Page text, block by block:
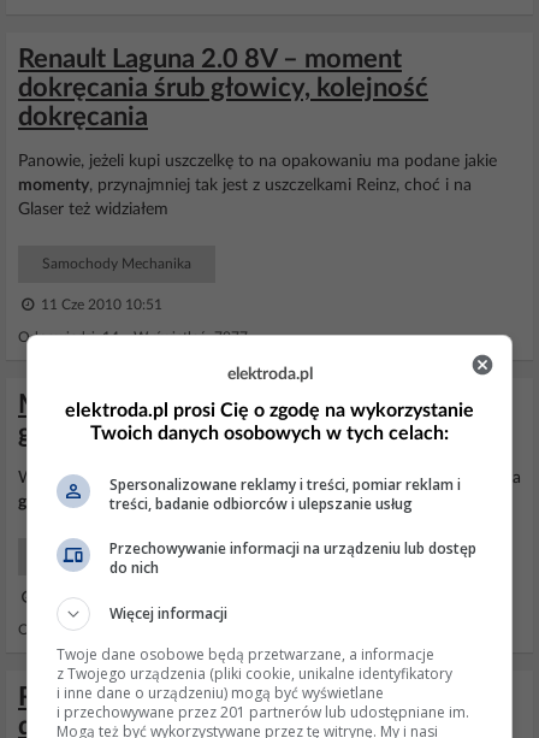
Renault Laguna 2.0 8V – moment
dokręcania śrub głowicy, kolejność
dokręcania
Panowie, jeżeli kupi uszczelkę to na opakowaniu ma podane jakie
momenty, przynajmniej tak jest z uszczelkami Reinz, choć i na
Glaser też widziałem
Samochody Mechanika
11 Cze 2010 10:51
Odpowiedzi: 14 Wyświetleń: 7977
Moment dokręcenia i kolejność śrub
głowicy w Renault Megane Scenic I 99r.
Witam ;) Mam pytanie,wie ktoś jaki jestmomentdokręcenia śrub na
głowicyi kolejnośćdokręcania:)
Samochody Początkujący
30 Lis 2014 18:31
Odpowiedzi: 3 Wyświetleń: 1524
Renault Midlum 190 dxi - Momenty
dokręcania panewek
elektroda.pl
elektroda.pl prosi Cię o zgodę na wykorzystanie
Twoich danych osobowych w tych celach:
Spersonalizowane reklamy i treści, pomiar reklam i
treści, badanie odbiorców i ulepszanie usług
Przechowywanie informacji na urządzeniu lub dostęp
do nich
Więcej informacji
Twoje dane osobowe będą przetwarzane, a informacje
z Twojego urządzenia (pliki cookie, unikalne identyfikatory
i inne dane o urządzeniu) mogą być wyświetlane
i przechowywane przez 201 partnerów lub udostępniane im.
Mogą też być wykorzystywane przez tę witrynę. My i nasi